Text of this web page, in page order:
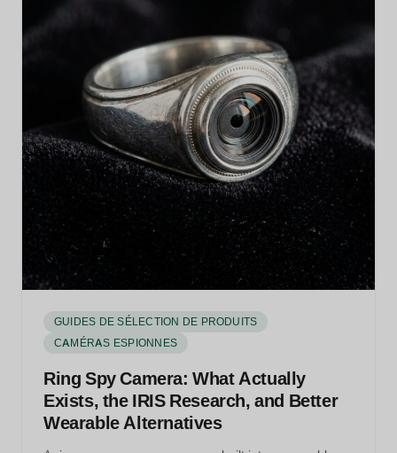
GUIDES DE SÉLECTION DE PRODUITS
CAMÉRAS ESPIONNES
Ring Spy Camera: What Actually
Exists, the IRIS Research, and Better
Wearable Alternatives